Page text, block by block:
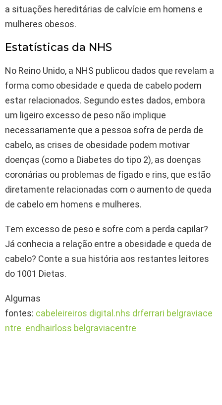
a situações hereditárias de calvície em homens e
mulheres obesos.
Estatísticas da NHS
No Reino Unido, a NHS publicou dados que revelam a
forma como obesidade e queda de cabelo podem
estar relacionados. Segundo estes dados, embora
um ligeiro excesso de peso não implique
necessariamente que a pessoa sofra de perda de
cabelo, as crises de obesidade podem motivar
doenças (como a Diabetes do tipo 2), as doenças
coronárias ou problemas de fígado e rins, que estão
diretamente relacionadas com o aumento de queda
de cabelo em homens e mulheres.
Tem excesso de peso e sofre com a perda capilar?
Já conhecia a relação entre a obesidade e queda de
cabelo? Conte a sua história aos restantes leitores
do 1001 Dietas.
Algumas
fontes: cabeleireiros digital.nhs drferrari belgraviace
ntre endhairloss belgraviacentre